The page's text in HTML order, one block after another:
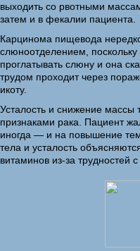
выходить со рвотными
затем и в фекалии пациента.
Карцинома пищевода
слюноотделением, поскольку
проглатывать слюну и она
трудом проходит через
икоту.
Усталость и снижение массы
признаками рака. Пациент
иногда — и на повышение
тела и усталость
витаминов из-за трудностей